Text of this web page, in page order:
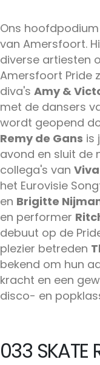
Ons
van Amersfoort.
diverse artiesten
Amersfoort Pride
diva's Amy &
met de dansers
wordt geopend
Remy de Gans is
avond en sluit de
collega's van
het Eurovisie
en Brigitte
en performer
debuut op de
plezier betreden
bekend om hun
kracht en een
disco- en
033 SKATE